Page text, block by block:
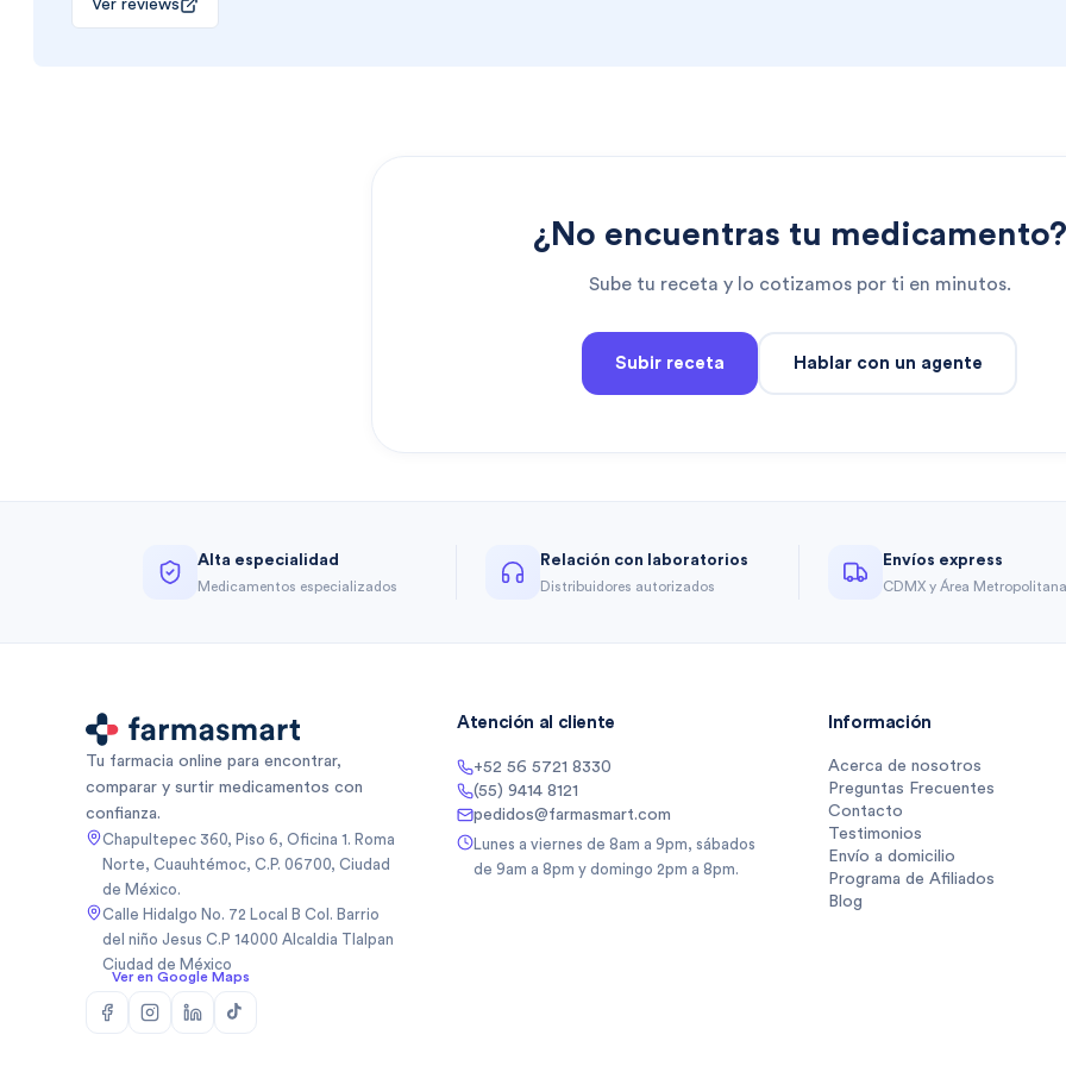
Ver reviews
¿No encuentras tu medicamento?
Sube tu receta y lo cotizamos por ti en minutos.
Subir receta Hablar con un agente
Alta especialidad
Medicamentos especializados
Relación con laboratorios
Distribuidores autorizados
Envíos express
CDMX y Área Metropolitana
Tu farmacia online para encontrar,
comparar y surtir medicamentos con
confianza.
Chapultepec 360, Piso 6, Oficina 1. Roma
Norte, Cuauhtémoc, C.P. 06700, Ciudad
de México.
Calle Hidalgo No. 72 Local B Col. Barrio
del niño Jesus C.P 14000 Alcaldia Tlalpan
Ciudad de México
Ver en Google Maps
Atención al cliente
+52 56 5721 8330
(55) 9414 8121
pedidos@farmasmart.com
Lunes a viernes de 8am a 9pm, sábados
de 9am a 8pm y domingo 2pm a 8pm.
Información
Acerca de nosotros
Preguntas Frecuentes
Contacto
Testimonios
Envío a domicilio
Programa de Afiliados
Blog